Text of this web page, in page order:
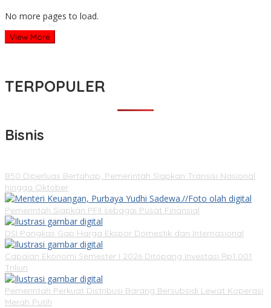
No more pages to load.
View More
TERPOPULER
Bisnis
B50 Diperluas Bertahap, Pemerintah Siapkan Transisi Nasional
hingga Oktober
Pemerintah Siapkan PFII sebagai Pusat Finansial
DSI Pangkas Gap Harga Ekspor Domestik dan Internasional
Capaian Ekonomi Semester I 2026 Ditopang Investasi Rp1.001
Triliun
Pemerintah Perkuat Distribusi Barang Bersubsidi Lewat Koperasi
Merah Putih